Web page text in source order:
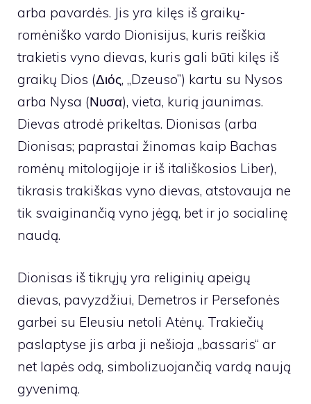
arba pavardės. Jis yra kilęs iš graikų-
romėniško vardo Dionisijus, kuris reiškia
trakietis vyno dievas, kuris gali būti kilęs iš
graikų Dios (Διός, „Dzeuso”) kartu su Nysos
arba Nysa (Νυσα), vieta, kurią jaunimas.
Dievas atrodė prikeltas. Dionisas (arba
Dionisas; paprastai žinomas kaip Bachas
romėnų mitologijoje ir iš itališkosios Liber),
tikrasis trakiškas vyno dievas, atstovauja ne
tik svaiginančią vyno jėgą, bet ir jo socialinę
naudą.
Dionisas iš tikrųjų yra religinių apeigų
dievas, pavyzdžiui, Demetros ir Persefonės
garbei su Eleusiu netoli Atėnų. Trakiečių
paslaptyse jis arba ji nešioja „bassaris“ ar
net lapės odą, simbolizuojančią vardą naują
gyvenimą.